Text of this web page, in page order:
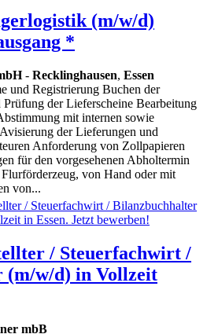
(m/w/d)
*
- Recklinghausen, Essen
und Registrierung Buchen der
der Lieferscheine Bearbeitung
mit internen sowie
der Lieferungen und
Anforderung von Zollpapieren
für den vorgesehenen Abholtermin
von Hand oder mit
von...
/ Steuerfachwirt /
(m/w/d) in Vollzeit
mbB